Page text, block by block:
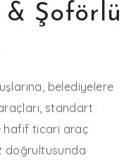
Şoförlü
belediyelere
standart
hafif ticari araç
doğrultusunda